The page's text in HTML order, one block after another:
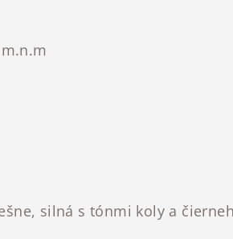
silná s tónmi koly a